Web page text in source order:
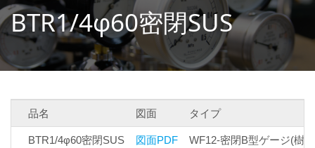
BTR1/4φ60密閉SUS
品名 図面 タイプ
BTR1/4φ60密閉SUS 図面PDF WF12-密閉B型ゲージ(樹